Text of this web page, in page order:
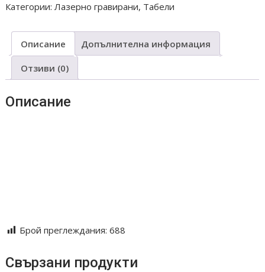
ГРАВИРАНА
ДОШЛИ
Категории:Лазерно гравирани, Табели
Описание Допълнителна информация
Отзиви (0)
Описание
Брой преглеждания: 688
Свързани продукти